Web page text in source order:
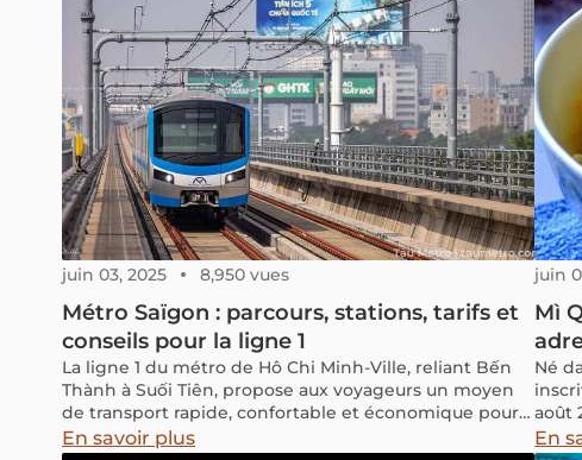
juin 03, 2025 8,950 vues
Métro Saïgon : parcours, stations, tarifs et
conseils pour la ligne 1
La ligne 1 du métro de Hô Chi Minh-Ville, reliant Bến
Thành à Suối Tiên, propose aux voyageurs un moyen
de transport rapide, confortable et économique pour
explorer la ville. Avec ses 14 stations traversant des
En savoir plus
juin
Mì
Né
août
En